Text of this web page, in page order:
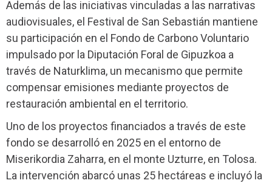
Además de las iniciativas vinculadas a las narrativas
audiovisuales, el Festival de San Sebastián mantiene
su participación en el Fondo de Carbono Voluntario
impulsado por la Diputación Foral de Gipuzkoa a
través de Naturklima, un mecanismo que permite
compensar emisiones mediante proyectos de
restauración ambiental en el territorio.
Uno de los proyectos financiados a través de este
fondo se desarrolló en 2025 en el entorno de
Miserikordia Zaharra, en el monte Uzturre, en Tolosa.
La intervención abarcó unas 25 hectáreas e incluyó la